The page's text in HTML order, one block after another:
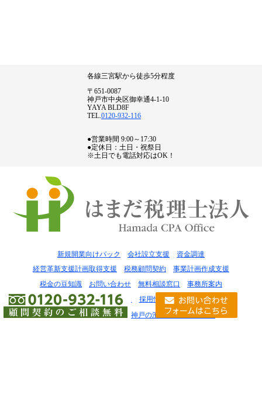
各線三宮駅から徒歩5分程度
〒651-0087
神戸市中央区御幸通4-1-10
YAYA BLD8F
TEL.0120-932-116
●営業時間 9:00～17:30
●定休日：土日・祝祭日
※土日でも電話対応はOK！
新規開業向けパック 会社設立支援
資金調達
経営革新支援計画取得支援
税務顧問契約
事業計画作成支援
税金の豆知識
お問い合わせ 無料相談窓口
事務所案内
はまだ税理士法人 大阪オフィス
採用情報
個人情報について
サイトマップ
会社設立は神戸の濱田行政書士事務所